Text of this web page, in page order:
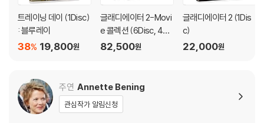
트레이닝 데이 (1Disc)
: 블루레이
19,800원
38%
글래디에이터 2-Movi
e 콜렉션 (6Disc, 4K
UHD+BD) : 블루레이
82,500원
글래디에이터 2 (1Dis
c)
22,000원
주연 Annette Bening
관심작가 알림신청